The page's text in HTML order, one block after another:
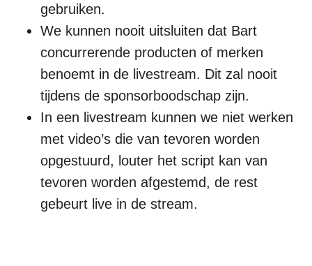
gebruiken.
We kunnen nooit uitsluiten dat Bart
concurrerende producten of merken
benoemt in de livestream. Dit zal nooit
tijdens de sponsorboodschap zijn.
In een livestream kunnen we niet werken
met video’s die van tevoren worden
opgestuurd, louter het script kan van
tevoren worden afgestemd, de rest
gebeurt live in de stream.